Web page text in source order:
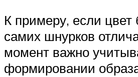
К примеру, если цвет
самих шнурков
момент важно
формировании